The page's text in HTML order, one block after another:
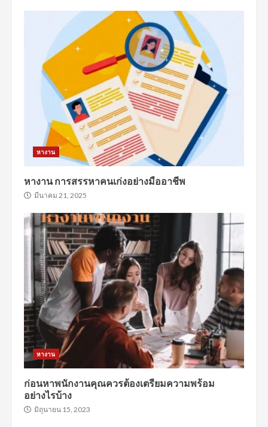
หางาน
หางาน การสรรหาคนเก่งอย่างมืออาชีพ
มีนาคม 21, 2025
หางาน
ก่อนหาพนักงานคุณควรต้องเตรียมความพร้อม
อย่างไรบ้าง
มิถุนายน 15, 2023